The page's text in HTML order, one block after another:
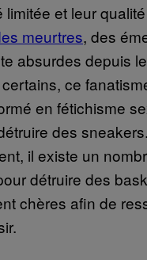
limitée et leur
meurtres, des
absurdes depuis
ce
en fétichisme
des sneakers.
il existe un
détruire des
chères afin de